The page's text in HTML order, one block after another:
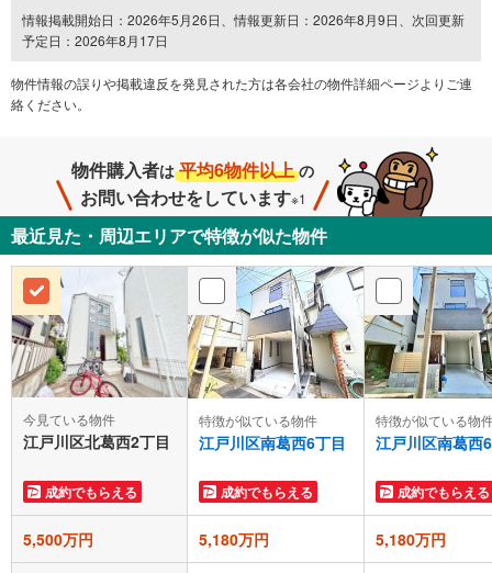
情報掲載開始日：2026年5月26日、情報更新日：2026年8月9日、次回更新
予定日：2026年8月17日
物件情報の誤りや掲載違反を発⾒された方は各会社の物件詳細ページよりご連
絡ください。
物件購入者は 平均6物件以上 の
お問い合わせをしています※1
最近見た・周辺エリアで特徴が似た物件
今見ている物件
江戸川区北葛西2丁目
成約でもらえる
特徴が似ている物件
江戸川区南葛西6丁目
成約でもらえる
特徴が似ている物
江戸川区南葛西
成約でもらえる
5,500万円 5,180万円 5,180万円